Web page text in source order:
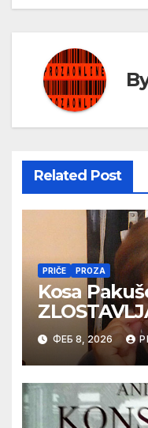
Related Post
PRIČE PROZA
Kosa
ФЕБ 8, 2026